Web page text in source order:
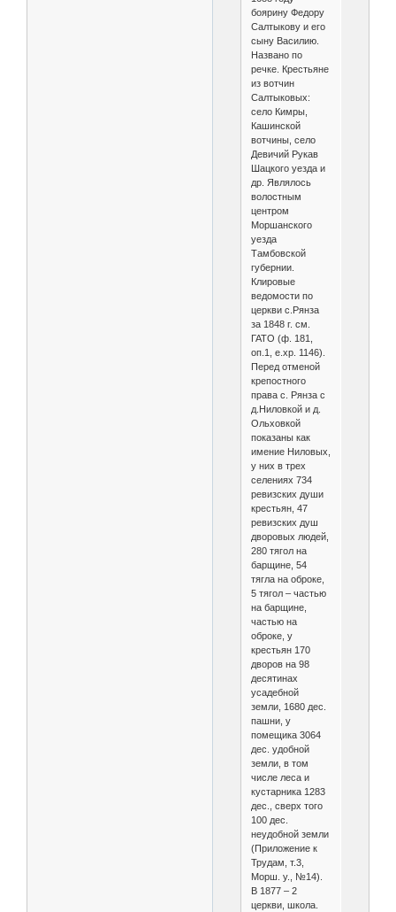
боярину Федору
Салтыкову и его
сыну Василию.
Названо по
речке. Крестьяне
из вотчин
Салтыковых:
село Кимры,
Кашинской
вотчины, село
Девичий Рукав
Шацкого уезда и
др. Являлось
волостным
центром
Моршанского
уезда
Тамбовской
губернии.
Клировые
ведомости по
церкви с.Рянза
за 1848 г. см.
ГАТО (ф. 181,
оп.1, е.хр. 1146).
Перед отменой
крепостного
права с. Рянза с
д.Ниловкой и д.
Ольховкой
показаны как
имение Ниловых,
у них в трех
селениях 734
ревизских души
крестьян, 47
ревизских душ
дворовых людей,
280 тягол на
барщине, 54
тягла на оброке,
5 тягол – частью
на барщине,
частью на
оброке, у
крестьян 170
дворов на 98
десятинах
усадебной
земли, 1680 дес.
пашни, у
помещика 3064
дес. удобной
земли, в том
числе леса и
кустарника 1283
дес., сверх того
100 дес.
неудобной земли
(Приложение к
Трудам, т.3,
Морш. у., №14).
В 1877 – 2
церкви, школа.